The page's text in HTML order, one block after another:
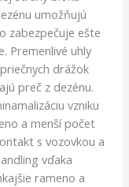
umožňujú
zabezpečuje ešte
Premenlivé uhly
drážok
preč z dezénu.
vzniku
a menší počet
s vozovkou a
vďaka
rameno a